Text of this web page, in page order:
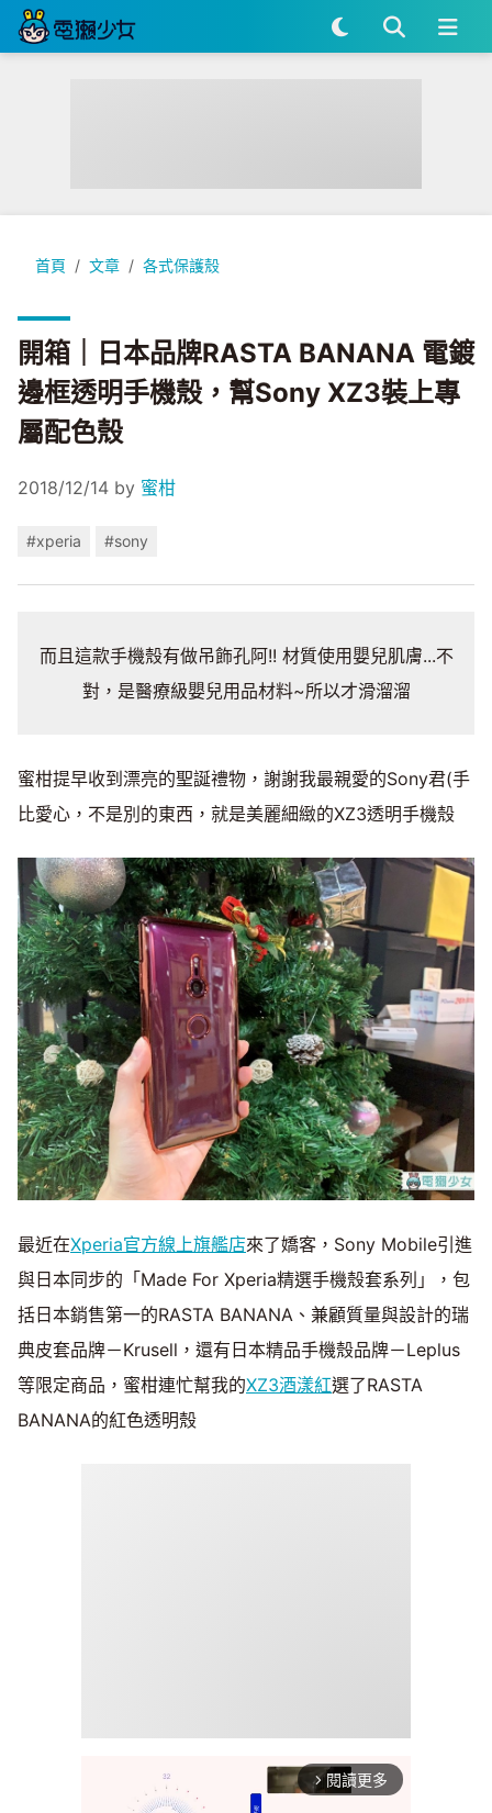
首頁 文章 各式保護殼
開箱｜日本品牌RASTA BANANA 電鍍邊框透明手機殼，幫
開箱｜日本品牌RASTA BANANA 電鍍
邊框透明手機殼，幫Sony XZ3裝上專
屬配色殼
2018/12/14 by 蜜柑
#xperia #sony
而且這款手機殼有做吊飾孔阿!! 材質使用嬰兒肌膚...不
對，是醫療級嬰兒用品材料~所以才滑溜溜
蜜柑提早收到漂亮的聖誕禮物，謝謝我最親愛的Sony君(手
比愛心，不是別的東西，就是美麗細緻的XZ3透明手機殼
最近在Xperia官方線上旗艦店來了嬌客，Sony Mobile引進
與日本同步的「Made For Xperia精選手機殼套系列」，包
括日本銷售第一的RASTA BANANA、兼顧質量與設計的瑞
典皮套品牌－Krusell，還有日本精品手機殼品牌－Leplus
等限定商品，蜜柑連忙幫我的XZ3酒漾紅選了RASTA
BANANA的紅色透明殼
arrow_forward_ios 閱讀更多